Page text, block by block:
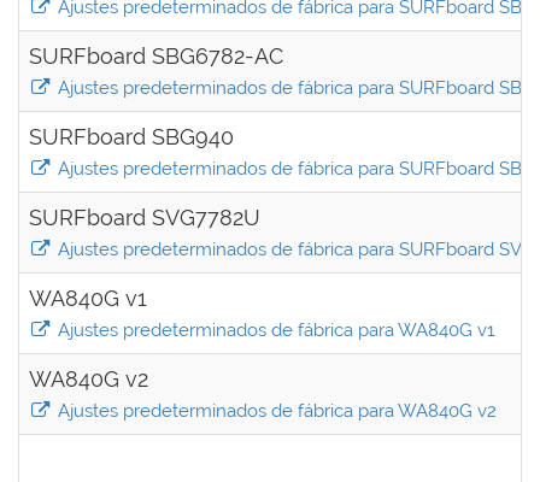
Ajustes predeterminados de fábrica para SURFboard
SURFboard SBG6782-AC
Ajustes predeterminados de fábrica para SURFboard
SURFboard SBG940
Ajustes predeterminados de fábrica para SURFboard
SURFboard SVG7782U
Ajustes predeterminados de fábrica para SURFboard
WA840G v1
Ajustes predeterminados de fábrica para WA840G v1
WA840G v2
Ajustes predeterminados de fábrica para WA840G v2